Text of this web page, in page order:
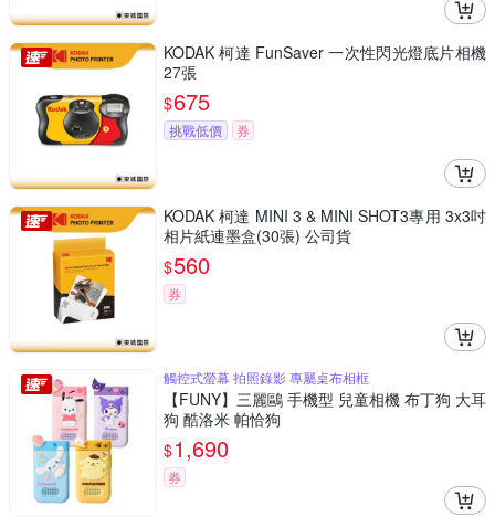
KODAK 柯達 FunSaver 一次性閃光燈底片相機
27張
$675
挑戰低價 券
KODAK 柯達 MINI 3 & MINI SHOT3專用 3x3吋
相片紙連墨盒(30張) 公司貨
$560
券
觸控式螢幕 拍照錄影 專屬桌布相框
【FUNY】三麗鷗 手機型 兒童相機 布丁狗 大耳
狗 酷洛米 帕恰狗
$1,690
券